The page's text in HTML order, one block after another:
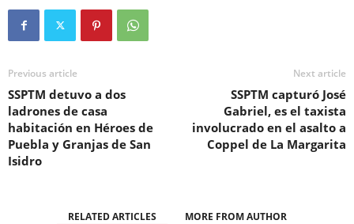
Previous article
SSPTM detuvo a dos
ladrones de casa
habitación en Héroes de
Puebla y Granjas de San
Isidro
Next article
SSPTM capturó José
Gabriel, es el taxista
involucrado en el asalto a
Coppel de La Margarita
RELATED ARTICLES MORE FROM AUTHOR